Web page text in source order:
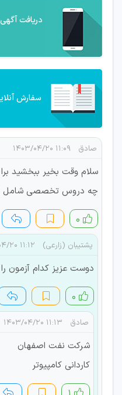
دریافت
سفارش
صادق ۱۱:۰۹ ۱۴۰۳/۰۴/۲۰
سلام وقت بخیر ببخشید
چه دروس تخصصی شامل
۰
پشتیبان (زارعی) ۱۱:۱۲ ۱۴۰۳/۰۴/۲۰
دوست عزیز کدام آزمون
۰
صادق ۱۱:۱۳ ۱۴۰۳/۰۴/۲۰
شرکت نفت اصفهان
کاردانی کامپیوتر